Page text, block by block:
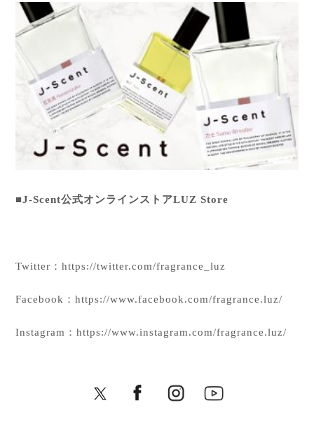
■J-Scent公式オンラインストアLUZ Store
Twitter：https://twitter.com/fragrance_luz
Facebook：https://www.facebook.com/fragrance.luz/
Instagram：https://www.instagram.com/fragrance.luz/